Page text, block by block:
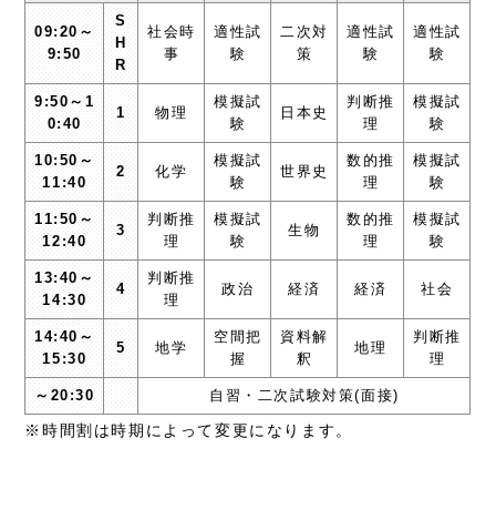
09:20～
9:50
S
H
R
社会時
事
適性試
験
二次対
策
適性試
験
適性試
験
9:50～1
0:40
1 物理
模擬試
験
日本史
判断推
理
模擬試
験
10:50～
11:40
2 化学
模擬試
験
世界史
数的推
理
模擬試
験
11:50～
12:40
3
判断推
理
模擬試
験
生物
数的推
理
模擬試
験
13:40～
14:30
4
判断推
理
政治 経済 経済 社会
14:40～
15:30
5 地学
空間把
握
資料解
釈
地理
判断推
理
～20:30 自習・二次試験対策(面接)
※時間割は時期によって変更になります。